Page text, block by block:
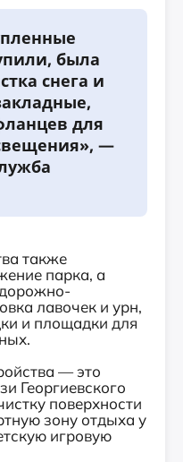
была
снега и
для
—
также
парка, а
лавочек и урн,
и площадки для
— это
Георгиевского
поверхности
зону отдыха у
игровую